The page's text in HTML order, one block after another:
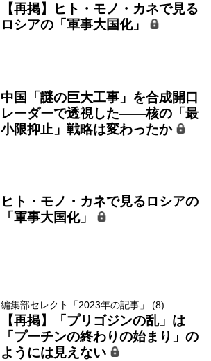
【再掲】ヒト・モノ・カネで見る
ロシアの「軍事大国化」
中国「謎の巨大工事」を合成開口
レーダーで透視した――核の「最
小限抑止」戦略は変わったか
ヒト・モノ・カネで見るロシアの
「軍事大国化」
編集部セレクト「2023年の記事」 (8)
【再掲】「プリゴジンの乱」は
「プーチンの終わりの始まり」の
ようには見えない